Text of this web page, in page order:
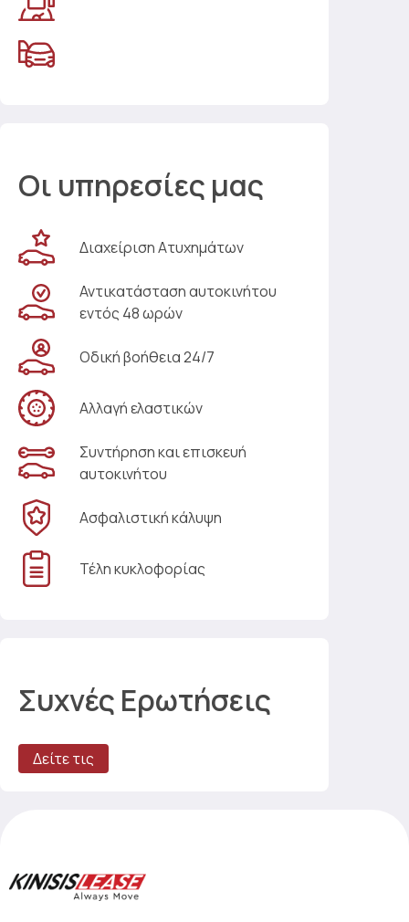
Οι υπηρεσίες μας
Διαχείριση Ατυχημάτων
Αντικατάσταση αυτοκινήτου
εντός 48 ωρών
Οδική βοήθεια 24/7
Αλλαγή ελαστικών
Συντήρηση και επισκευή
αυτοκινήτου
Ασφαλιστική κάλυψη
Τέλη κυκλοφορίας
Συχνές Ερωτήσεις
Δείτε τις